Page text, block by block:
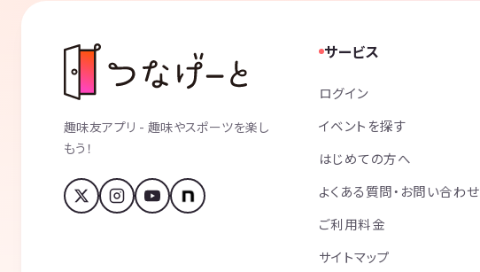
趣味友アプリ - 趣味やスポーツを楽し
もう！
サービス
ログイン
イベントを探す
はじめての方へ
よくある質問・お問い合わせ
ご利用料金
サイトマップ